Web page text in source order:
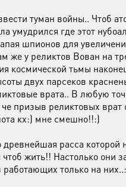
туман войны.. Чтоб
умудрился где этот
шпионов для
же у реликтов Вован на
космической тьмы
двух парсеков
врата.. В любую
че призыв реликтовых врат
кх:) мне смешно!!:)
древнейшая расса которой
жить!! Настолько они
только на